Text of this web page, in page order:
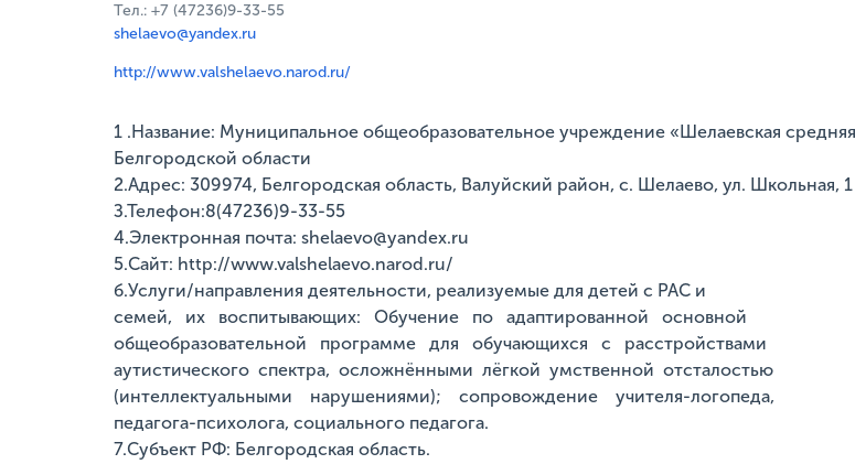
Тел.: +7 (47236)9-33-55
shelaevo@yandex.ru
http://www.valshelaevo.narod.ru/
1 .Название: Муниципальное общеобразовательное учреждение «Шелаевская
Белгородской области
2.Адрес: 309974, Белгородская область, Валуйский район, с. Шелаево, ул. Школьная, 1
З.Телефон:8(47236)9-33-55
4.Электронная почта: shelaevo@yandex.ru
5.Сайт: http://www.valshelaevo.narod.ru/
б.Услуги/направления деятельности, реализуемые для детей с РАС и
семей, их воспитывающих: Обучение по адаптированной основной
общеобразовательной программе для обучающихся с расстройствами
аутистического спектра, осложнёнными лёгкой умственной отсталостью
(интеллектуальными нарушениями); сопровождение учителя-логопеда,
педагога-психолога, социального педагога.
7.Субъект РФ: Белгородская область.